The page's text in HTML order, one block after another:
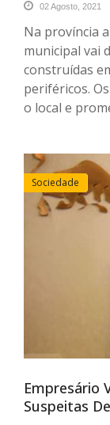
02 Agosto, 2021
Na província
municipal vai
construídas
periféricos.
o local e
Sociedade
Empresário
Suspeitas